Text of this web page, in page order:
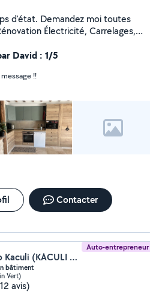
d'état. Demandez moi toutes
Électricité, Carrelages,
de propre et de qualité.
David : 1/5
!!
Contacter
Auto-entrepreneur
Francesko Kaculi (KACULI FRANCESKO)
bâtiment
Vert)
avis)